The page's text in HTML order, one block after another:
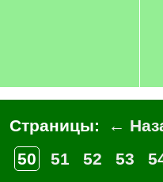
Страницы: ←
50
51 52 53